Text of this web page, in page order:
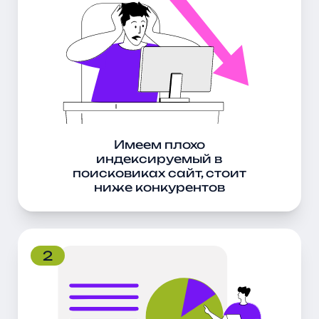
работы для старого и молодого сайта –
провести аудит, написать тексты, закупить
ссылки – то старый сайт сразу покажет
положительные результаты, а молодой только
через какое-то время.
Последовательное развитие.
Поисковые
системы с большим доверием относятся к
сайтам, которые постепенно наращивают
поисковых запросов.
Зелёный свет.Все это вовсе не означает, что
первые месяцы сайт не будет приносить
никакой прибыли. Мы знаем способы, как
достижения результата
Анализ ресурса и конкурентов
Имеем плохо
индексируемый в
поисковиках сайт, стоит
ниже конкурентов
2